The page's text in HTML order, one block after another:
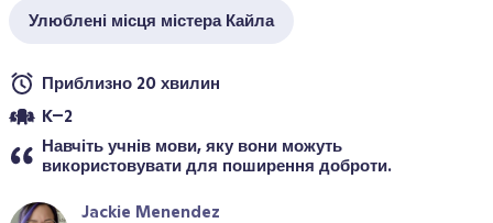
Улюблені місця містера Кайла
Приблизно 20 хвилин
K–2
Навчіть учнів мови, яку вони можуть
використовувати для поширення доброти.
Jackie Menendez